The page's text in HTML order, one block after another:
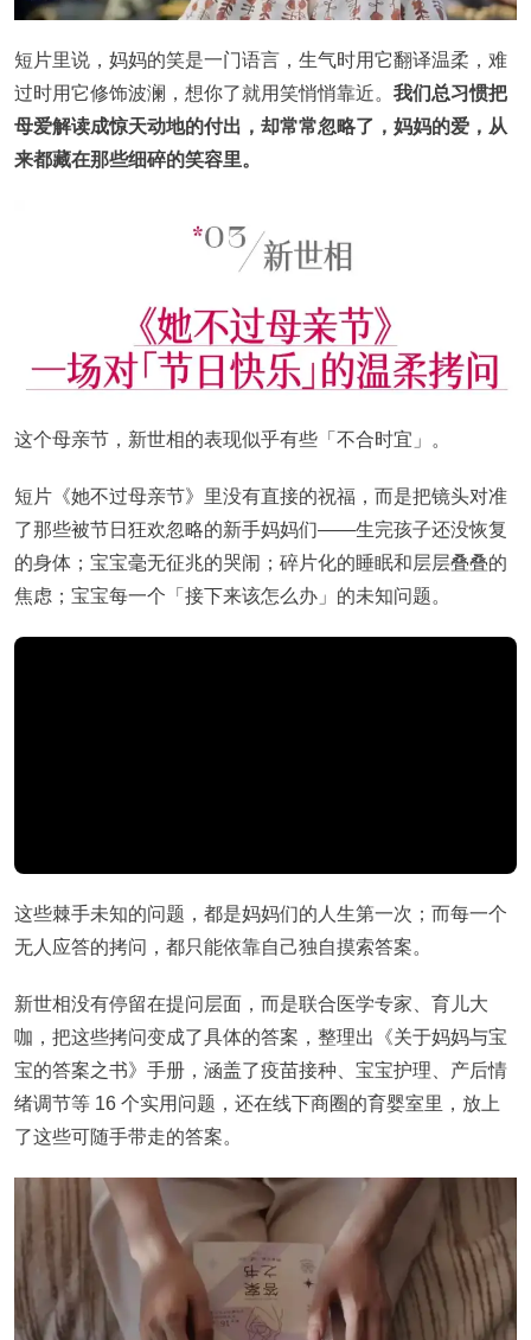
短片里说，妈妈的笑是一门语言，生气时用它翻译温柔，难
过时用它修饰波澜，想你了就用笑悄悄靠近。 我们总习惯把
母爱解读成惊天动地的付出，却常常忽略了，妈妈的爱，从
来都藏在那些细碎的笑容里。
这个母亲节，新世相的表现似乎有些「不合时宜」。
短片《她不过母亲节》里没有直接的祝福，而是把镜头对准
了那些被节日狂欢忽略的新手妈妈们——生完孩子还没恢复
的身体；宝宝毫无征兆的哭闹；碎片化的睡眠和层层叠叠的
焦虑；宝宝每一个「接下来该怎么办」的未知问题。
这些棘手未知的问题，都是妈妈们的人生第一次；而每一个
无人应答的拷问，都只能依靠自己独自摸索答案。
新世相没有停留在提问层面，而是联合医学专家、育儿大
咖，把这些拷问变成了具体的答案，整理出《关于妈妈与宝
宝的答案之书》手册，涵盖了疫苗接种、宝宝护理、产后情
绪调节等 16 个实用问题，还在线下商圈的育婴室里，放上
了这些可随手带走的答案。